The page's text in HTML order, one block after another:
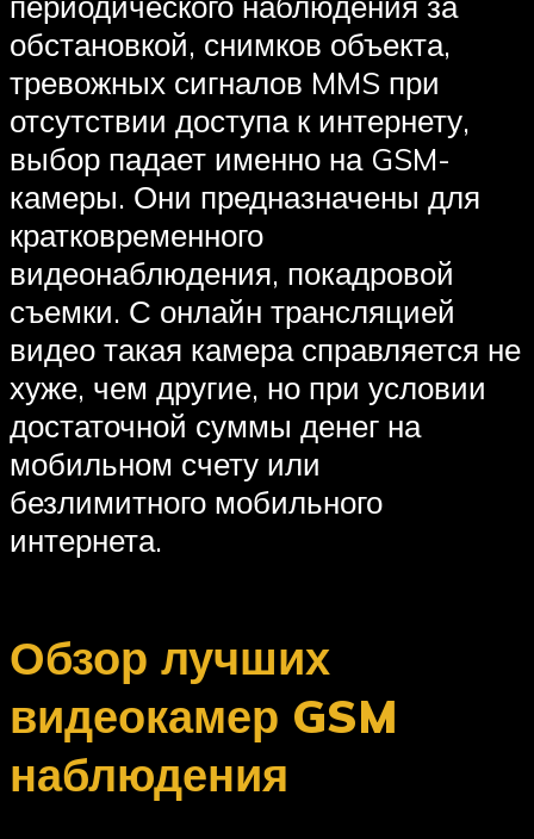
обстановкой, снимков объекта,
тревожных сигналов MMS при
отсутствии доступа к интернету,
выбор падает именно на GSM-
камеры. Они предназначены для
кратковременного
видеонаблюдения, покадровой
съемки. С онлайн трансляцией
видео такая камера справляется не
хуже, чем другие, но при условии
достаточной суммы денег на
мобильном счету или
безлимитного мобильного
интернета.
Обзор лучших
видеокамер GSM
наблюдения